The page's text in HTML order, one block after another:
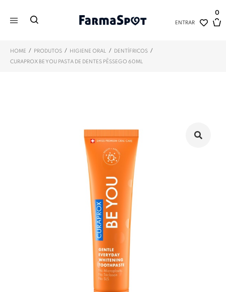
ENTRAR
0
HOME / PRODUTOS / HIGIENE ORAL / DENTÍFRICOS /
CURAPROX BE YOU PASTA DE DENTES PÊSSEGO 60ML